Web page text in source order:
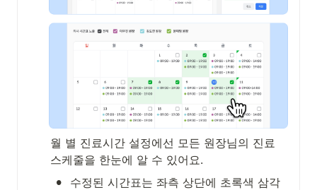
월 별 진료시간 설정에선 모든 원장님의 진료
스케줄을 한눈에 알 수 있어요.
•
수정된 시간표는 좌측 상단에 초록색 삼각